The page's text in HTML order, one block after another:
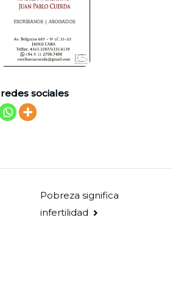
sociales
Pobreza significa
infertilidad